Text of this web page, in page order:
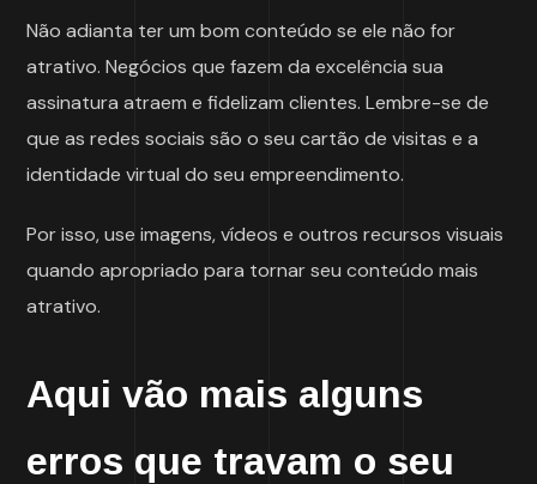
Não adianta ter um bom conteúdo se ele não for
atrativo. Negócios que fazem da excelência sua
assinatura atraem e fidelizam clientes. Lembre-se de
que as redes sociais são o seu cartão de visitas e a
identidade virtual do seu empreendimento.
Por isso, use imagens, vídeos e outros recursos visuais
quando apropriado para tornar seu conteúdo mais
atrativo.
Aqui vão mais alguns
erros que travam o seu